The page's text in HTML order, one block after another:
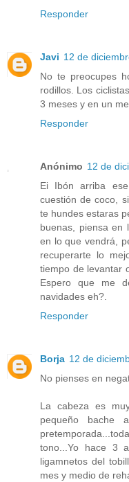
Responder
Javi 12 de
No te preocupes
rodillos. Los
3 meses y en un
Responder
Anónimo 12 de
Ei Ibón arriba
cuestión de coco,
te hundes estaras
buenas, piensa en
en lo que vendrá,
recuperarte lo
tiempo de levantar
Espero que me
navidades eh?.
Responder
Borja 12 de
No pienses en
La cabeza es
pequeño bache
tono...Yo hace 3
ligamnetos del
mes y medio de